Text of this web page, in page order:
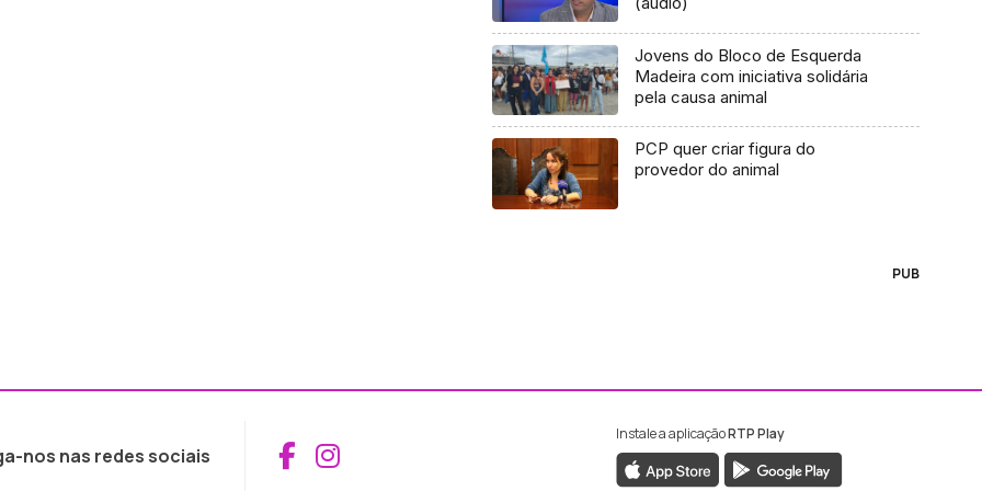
Jovens do Bloco de Esquerda
Madeira com iniciativa solidária
pela causa animal
PCP quer criar figura do
provedor do animal
PUB
nos nas redes sociais Aceder ao Facebook da RTP Madeira
Aceder ao Instagram da RTP Madeira
Instale a aplicaçãoRTP Play